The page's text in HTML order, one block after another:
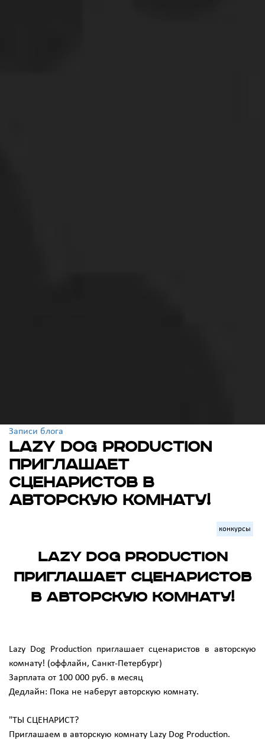
Записи блога
Lazy Dog Production
приглашает
сценаристов в
авторскую комнату!
конкурсы
Lazy Dog Production
приглашает сценаристов
в авторскую комнату!
Lazy Dog Production приглашает сценаристов в авторскую
комнату! (оффлайн, Санкт-Петербург)
Зарплата от 100 000 руб. в месяц
Дедлайн: Пока не наберут авторскую комнату.
"ТЫ СЦЕНАРИСТ?
Приглашаем в авторскую комнату Lazy Dog Production.